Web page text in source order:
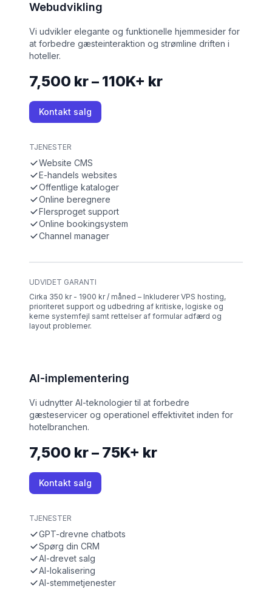
Webudvikling
Vi udvikler elegante og funktionelle hjemmesider for
at forbedre gæsteinteraktion og strømline driften i
hoteller.
7,500 kr – 110K+ kr
Kontakt salg
TJENESTER
Website CMS
E-handels websites
Offentlige kataloger
Online beregnere
Flersproget support
Online bookingsystem
Channel manager
UDVIDET GARANTI
Cirka 350 kr - 1900 kr / måned – Inkluderer VPS hosting,
prioriteret support og udbedring af kritiske, logiske og
kerne systemfejl samt rettelser af formular adfærd og
layout problemer.
AI-implementering
Vi udnytter AI-teknologier til at forbedre
gæsteservicer og operationel effektivitet inden for
hotelbranchen.
7,500 kr – 75K+ kr
Kontakt salg
TJENESTER
GPT-drevne chatbots
Spørg din CRM
AI-drevet salg
AI-lokalisering
AI-stemmetjenester